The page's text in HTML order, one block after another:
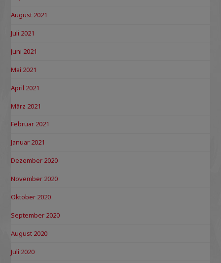
August 2021
Juli 2021
Juni 2021
Mai 2021
April 2021
März 2021
Februar 2021
Januar 2021
Dezember 2020
November 2020
Oktober 2020
September 2020
August 2020
Juli 2020